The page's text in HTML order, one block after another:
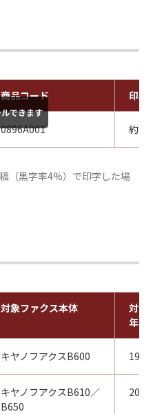
商品コード 印刷
0896A001 約
できます
（黒字率4%）で印字した場
対象ファクス本体
対象
年
キヤノフアクスB600
キヤノフアクスB610／
B650